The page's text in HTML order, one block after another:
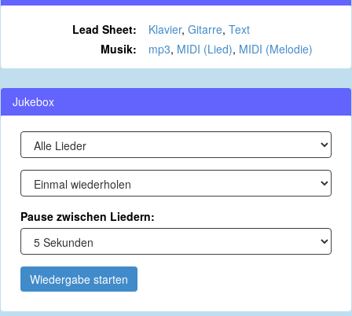
Lead Sheet: Klavier, Gitarre, Text
Musik:
mp3, MIDI (Lied), MIDI (Melodie)
Jukebox
Pause zwischen Liedern:
Wiedergabe starten